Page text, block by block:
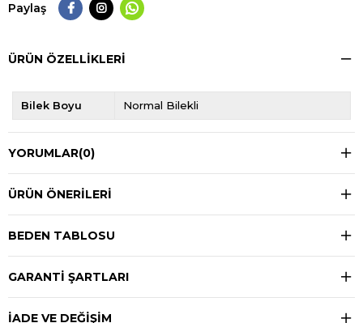
Paylaş
ÜRÜN ÖZELLIKLERI
Bilek Boyu Normal Bilekli
YORUMLAR(0)
ÜRÜN ÖNERILERI
BEDEN TABLOSU
GARANTİ ŞARTLARI
İADE VE DEĞİŞİM